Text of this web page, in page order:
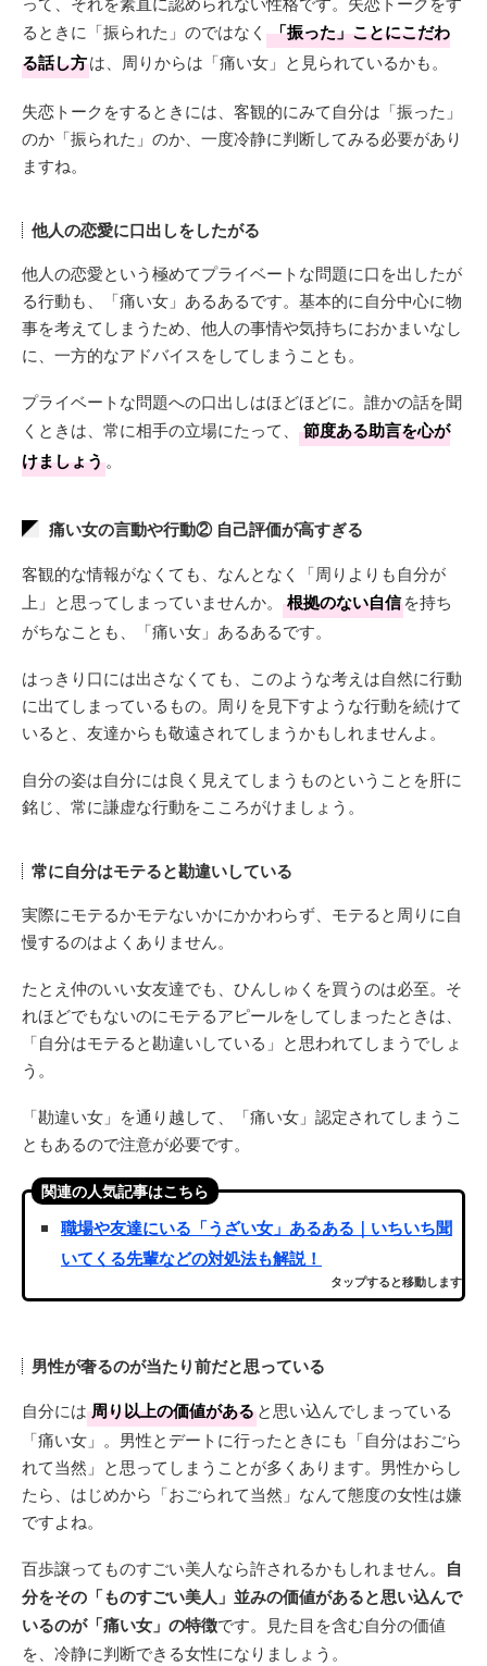
るときに「振られた」のではなく 「振った」ことにこだわ
る話し方は、周りからは「痛い女」と見られているかも。
失恋トークをするときには、客観的にみて自分は「振った」
のか「振られた」のか、一度冷静に判断してみる必要があり
ますね。
他人の恋愛に口出しをしたがる
他人の恋愛という極めてプライベートな問題に口を出したが
る行動も、「痛い女」あるあるです。基本的に自分中心に物
事を考えてしまうため、他人の事情や気持ちにおかまいなし
に、一方的なアドバイスをしてしまうことも。
プライベートな問題への口出しはほどほどに。誰かの話を聞
くときは、常に相手の立場にたって、
節度ある助言を心が
けましょう。
痛い女の言動や行動② 自己評価が高すぎる
客観的な情報がなくても、なんとなく「周りよりも自分が
上」と思ってしまっていませんか。
根拠のない自信を持ち
がちなことも、「痛い女」あるあるです。
はっきり口には出さなくても、このような考えは自然に行動
に出てしまっているもの。周りを見下すような行動を続けて
いると、友達からも敬遠されてしまうかもしれませんよ。
自分の姿は自分には良く見えてしまうものということを肝に
銘じ、常に謙虚な行動をこころがけましょう。
常に自分はモテると勘違いしている
実際にモテるかモテないかにかかわらず、モテると周りに自
慢するのはよくありません。
たとえ仲のいい女友達でも、ひんしゅくを買うのは必至。そ
れほどでもないのにモテるアピールをしてしまったときは、
「自分はモテると勘違いしている」と思われてしまうでしょ
う。
「勘違い女」を通り越して、「痛い女」認定されてしまうこ
ともあるので注意が必要です。
関連の人気記事はこちら
職場や友達にいる「うざい女」あるある｜いちいち聞
いてくる先輩などの対処法も解説！
タップすると移動します
男性が奢るのが当たり前だと思っている
自分には 周り以上の価値があると思い込んでしまっている
「痛い女」。男性とデートに行ったときにも「自分はおごら
れて当然」と思ってしまうことが多くあります。男性からし
たら、はじめから「おごられて当然」なんて態度の女性は嫌
ですよね。
百歩譲ってものすごい美人なら許されるかもしれません。 自
分をその「ものすごい美人」並みの価値があると思い込んで
いるのが「痛い女」の特徴です。見た目を含む自分の価値
を、冷静に判断できる女性になりましょう。